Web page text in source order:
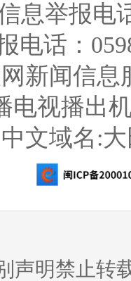
息举报电
电话：
新闻信息
电视播出
中文域名:
声明禁止转